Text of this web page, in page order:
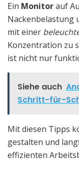
Ein Monitorauf
Nackenbelastung
mit einer
Konzentration zu
ist nicht nur
Siehe auch
Schritt-für-
Mit diesen Tipps
gestalten und
effizienten